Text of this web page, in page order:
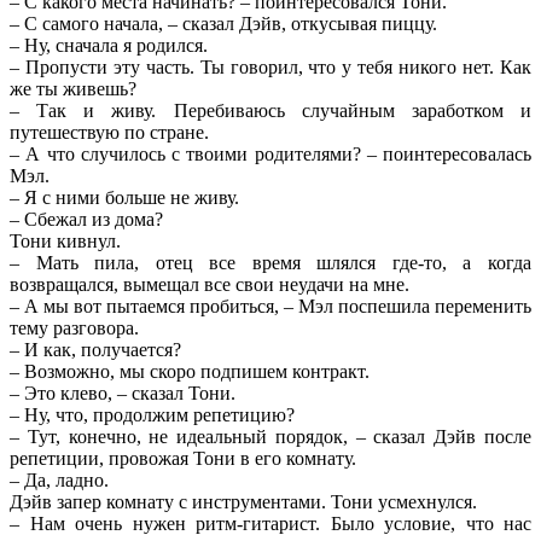
– С самого начала, – сказал Дэйв, откусывая пиццу.
– Ну, сначала я родился.
– Пропусти эту часть. Ты говорил, что у тебя никого нет. Как
же ты живешь?
– Так и живу. Перебиваюсь случайным заработком и
путешествую по стране.
– А что случилось с твоими родителями? – поинтересовалась
Мэл.
– Я с ними больше не живу.
– Сбежал из дома?
Тони кивнул.
– Мать пила, отец все время шлялся где-то, а когда
возвращался, вымещал все свои неудачи на мне.
– А мы вот пытаемся пробиться, – Мэл поспешила переменить
тему разговора.
– И как, получается?
– Возможно, мы скоро подпишем контракт.
– Это клево, – сказал Тони.
– Ну, что, продолжим репетицию?
– Тут, конечно, не идеальный порядок, – сказал Дэйв после
репетиции, провожая Тони в его комнату.
– Да, ладно.
Дэйв запер комнату с инструментами. Тони усмехнулся.
– Нам очень нужен ритм-гитарист. Было условие, что нас